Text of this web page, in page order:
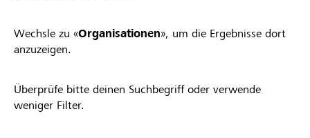
Wechsle zu «Organisationen», um die Ergebnisse dort
anzuzeigen.
Überprüfe bitte deinen Suchbegriff oder verwende
weniger Filter.